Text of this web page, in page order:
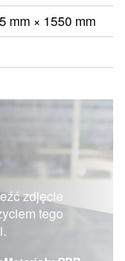
mm × 1550 mm
zdjęcie
tego